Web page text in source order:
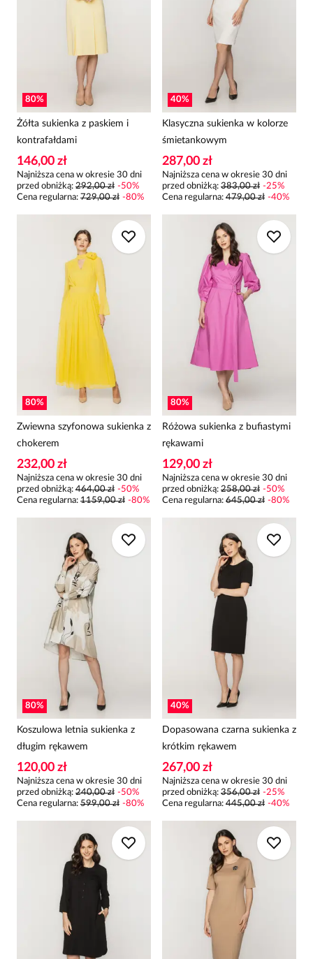
80%
Żółta sukienka z paskiem i
kontrafałdami
146,00 zł
Najniższa cena w okresie 30 dni
przed obniżką: 292,00 zł -50%
Cena regularna: 729,00 zł -80%
40%
Klasyczna sukienka w kolorze
śmietankowym
287,00 zł
Najniższa cena w okresie 30 dni
przed obniżką: 383,00 zł -25%
Cena regularna: 479,00 zł -40%
80%
Zwiewna szyfonowa sukienka z
chokerem
232,00 zł
Najniższa cena w okresie 30 dni
przed obniżką: 464,00 zł -50%
Cena regularna: 1159,00 zł -80%
80%
Różowa sukienka z bufiastymi
rękawami
129,00 zł
Najniższa cena w okresie 30 dni
przed obniżką: 258,00 zł -50%
Cena regularna: 645,00 zł -80%
80%
Koszulowa letnia sukienka z
długim rękawem
120,00 zł
Najniższa cena w okresie 30 dni
przed obniżką: 240,00 zł -50%
Cena regularna: 599,00 zł -80%
40%
Dopasowana czarna sukienka z
krótkim rękawem
267,00 zł
Najniższa cena w okresie 30 dni
przed obniżką: 356,00 zł -25%
Cena regularna: 445,00 zł -40%